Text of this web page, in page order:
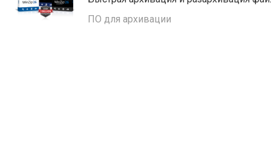
ПО для архивации